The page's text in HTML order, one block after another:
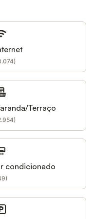
)
Terraço
)
condicionado
)